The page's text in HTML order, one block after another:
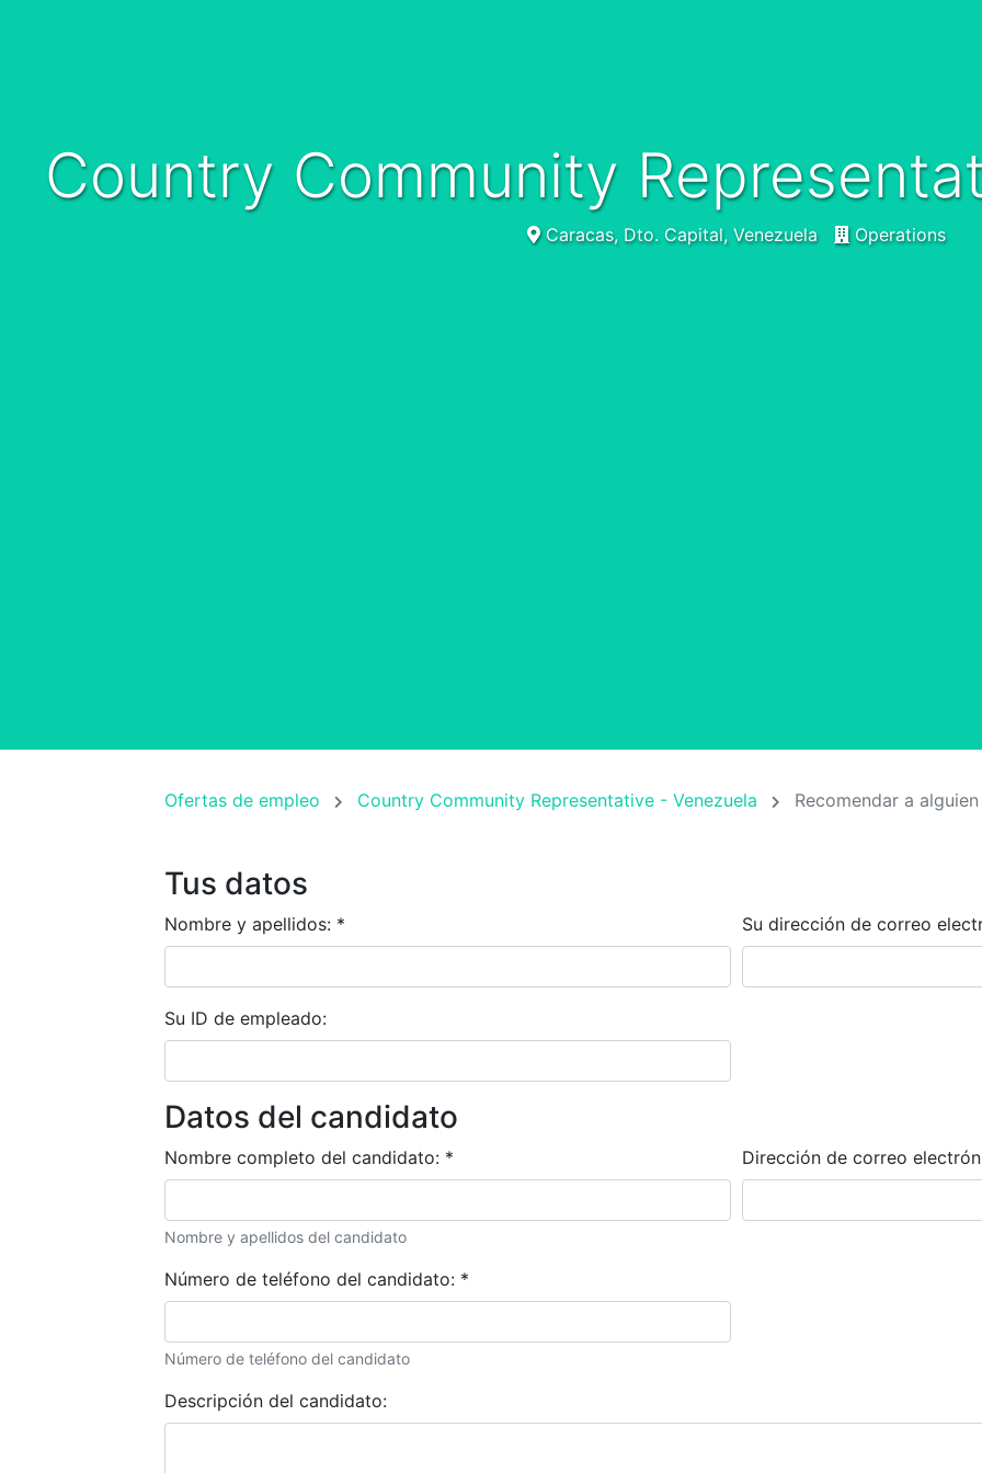
Country Community
Caracas, Dto. Capital, Venezuela Operations
Ofertas de empleo Country Community Representative - Venezuela Recomendar a alguien
Tus datos
Nombre y apellidos: * Su dirección de correo
Su ID de empleado:
Datos del candidato
Nombre completo del candidato: *
Nombre y apellidos del candidato
Dirección de correo
Número de teléfono del candidato: *
Número de teléfono del candidato
Descripción del candidato: